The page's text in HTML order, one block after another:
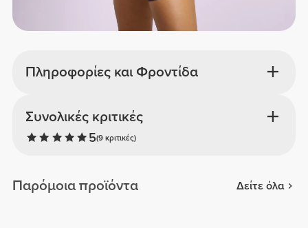
Πληροφορίες και Φροντίδα
Συνολικές κριτικές
5(9 κριτικές)
Παρόμοια προϊόντα Δείτε όλα